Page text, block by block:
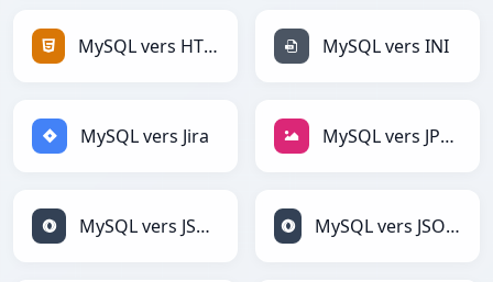
MySQL vers HTML MySQL vers INI
MySQL vers Jira MySQL vers JPEG
MySQL vers JSON MySQL vers JSONLines